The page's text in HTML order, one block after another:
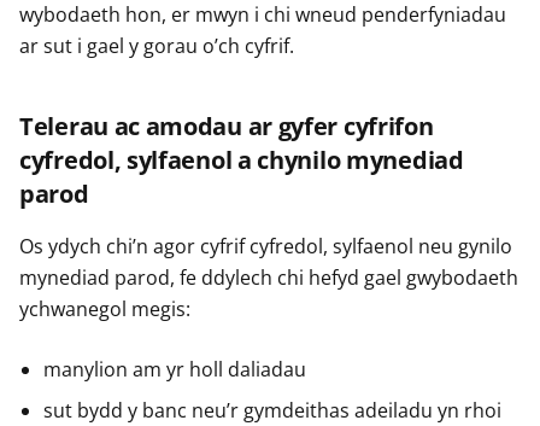
wybodaeth hon, er mwyn i chi wneud penderfyniadau
ar sut i gael y gorau o’ch cyfrif.
Telerau ac amodau ar gyfer cyfrifon
cyfredol, sylfaenol a chynilo mynediad
parod
Os ydych chi’n agor cyfrif cyfredol, sylfaenol neu gynilo
mynediad parod, fe ddylech chi hefyd gael gwybodaeth
ychwanegol megis:
manylion am yr holl daliadau
sut bydd y banc neu’r gymdeithas adeiladu yn rhoi